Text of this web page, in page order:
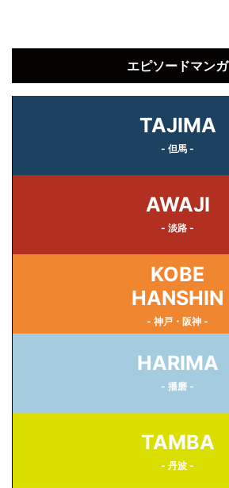
エピソードマンガ
TAJIMA
- 但馬 -
AWAJI
- 淡路 -
KOBE
HANSHIN
- 神戸・阪神 -
HARIMA
- 播磨 -
TAMBA
- 丹波 -